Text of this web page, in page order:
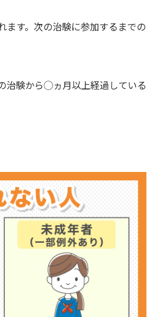
ます。次の治験に参加するまでの
治験から◯ヵ月以上経過している